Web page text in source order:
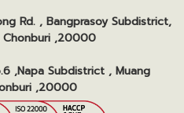
Rd. , Bangprasoy Subdistrict,
Chonburi ,20000
,Napa Subdistrict , Muang
,20000